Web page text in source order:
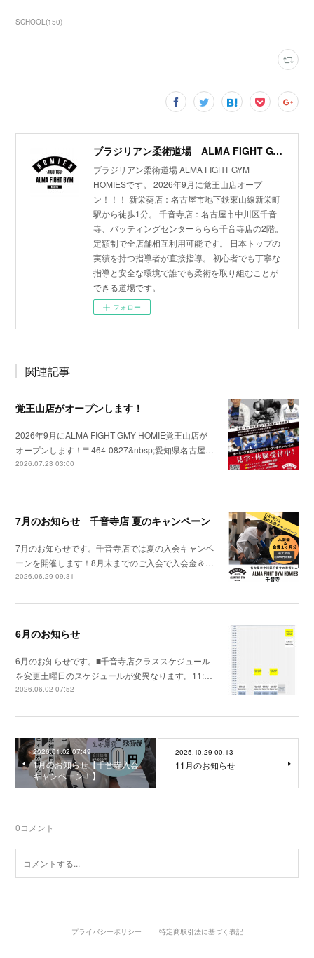
SCHOOL(150)
ブラジリアン柔術道場 ALMA FIGHT GYM HOMIES(ホーミーズ)
ブラジリアン柔術道場 ALMA FIGHT GYM
HOMIESです。 2026年9月に覚王山店オープ
ン！！！ 新栄葵店：名古屋市地下鉄東山線新栄町
駅から徒歩1分。 千音寺店：名古屋市中川区千音
寺、バッティングセンターららら千音寺店の2階。
定額制で全店舗相互利用可能です。 日本トップの
実績を持つ指導者が直接指導。 初心者でも丁寧な
指導と安全な環境で誰でも柔術を取り組むことが
できる道場です。
フォロー
関連記事
覚王山店がオープンします！
2026年9月にALMA FIGHT GMY HOMIE覚王山店が
オープンします！〒464-0827&nbsp;愛知県名古屋…
2026.07.23 03:00
7月のお知らせ 千音寺店 夏のキャンペーン
7月のお知らせです。千音寺店では夏の入会キャンペ
ーンを開催します！8月末までのご入会で入会金＆…
2026.06.29 09:31
6月のお知らせ
6月のお知らせです。■千音寺店クラススケジュール
を変更土曜日のスケジュールが変異なります。11:…
2026.06.02 07:52
2026.01.02 07:49
1月のお知らせ【千音寺入会
キャンペーン！】
2025.10.29 00:13
11月のお知らせ
0コメント
プライバシーポリシー 特定商取引法に基づく表記